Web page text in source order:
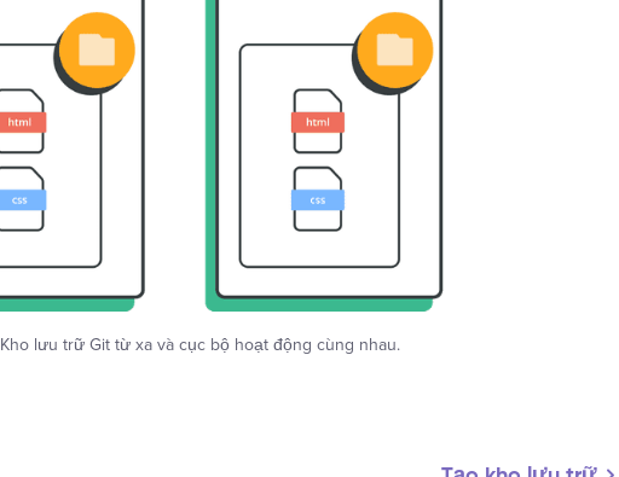
Kho lưu trữ Git từ xa và cục bộ hoạt động cùng nhau.